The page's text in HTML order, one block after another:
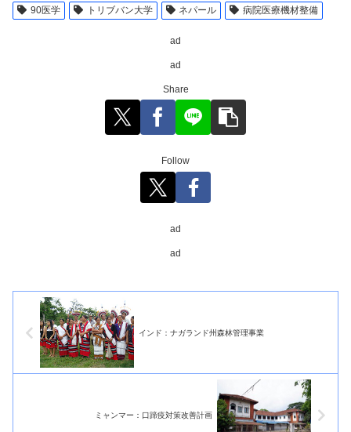
90医学 トリブバン大学 ネパール 病院医療機材整備
ad
ad
Share
Follow
ad
ad
インド：ナガランド州森林管理事業
ミャンマー：口蹄疫対策改善計画